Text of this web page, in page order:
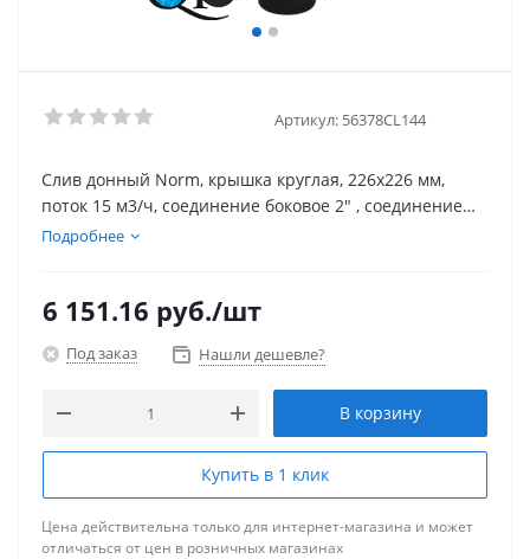
Артикул: 56378CL144
Слив донный Norm, крышка круглая, 226х226 мм,
поток 15 м3/ч, соединение боковое 2" , соединение
донное 1 1/2", ABC-пластик, для бетонного бассейна
Подробнее
6 151.16 руб./шт
Под заказ Нашли дешевле?
В корзину
Купить в 1 клик
Цена действительна только для интернет-магазина и может
отличаться от цен в розничных магазинах